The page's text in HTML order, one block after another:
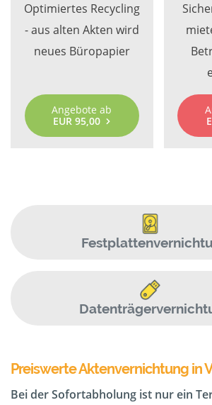
Optimiertes Recycling
- aus alten Akten wird
neues Büropapier
Angebote ab
EUR 95,00
Preiswerte Aktenvernichtung in
Bei der Sofortabholung ist nur ein